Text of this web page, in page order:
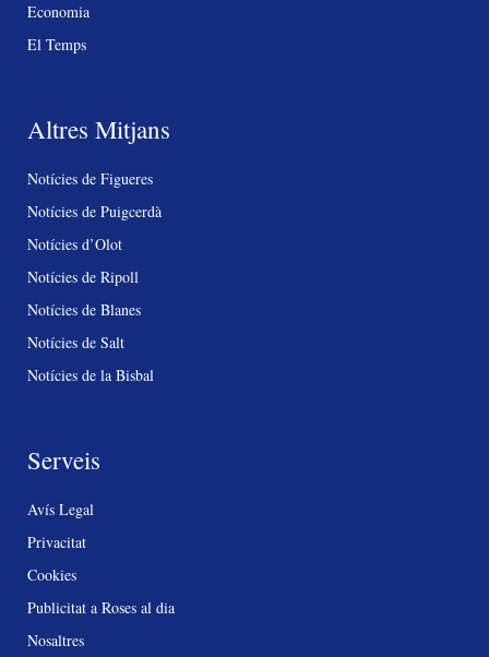
Economia
El Temps
Altres Mitjans
Notícies de Figueres
Notícies de Puigcerdà
Notícies d’Olot
Notícies de Ripoll
Notícies de Blanes
Notícies de Salt
Notícies de la Bisbal
Serveis
Avís Legal
Privacitat
Cookies
Publicitat a Roses al dia
Nosaltres